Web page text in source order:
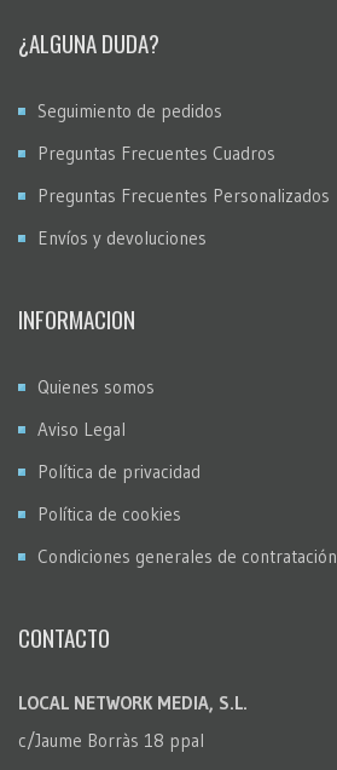
¿ALGUNA DUDA?
Seguimiento de pedidos
Preguntas Frecuentes Cuadros
Preguntas Frecuentes Personalizados
Envíos y devoluciones
INFORMACION
Quienes somos
Aviso Legal
Política de privacidad
Política de cookies
Condiciones generales de contratación
CONTACTO
LOCAL NETWORK MEDIA, S.L.
c/Jaume Borràs 18 ppal